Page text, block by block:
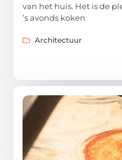
van het huis. Het is de
’s avonds koken
Architectuur